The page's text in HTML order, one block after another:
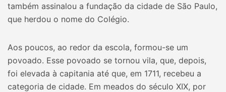
também assinalou a fundação da cidade de São Paulo,
que herdou o nome do Colégio.
Aos poucos, ao redor da escola, formou-se um
povoado. Esse povoado se tornou vila, que, depois,
foi elevada à capitania até que, em 1711, recebeu a
categoria de cidade. Em meados do século XIX, por